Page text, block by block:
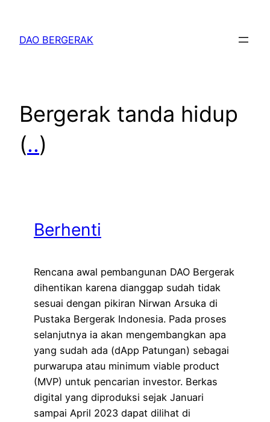
content
DAO BERGERAK
Bergerak tanda hidup
(..)
Berhenti
Rencana awal pembangunan DAO Bergerak
dihentikan karena dianggap sudah tidak
sesuai dengan pikiran Nirwan Arsuka di
Pustaka Bergerak Indonesia. Pada proses
selanjutnya ia akan mengembangkan apa
yang sudah ada (dApp Patungan) sebagai
purwarupa atau minimum viable product
(MVP) untuk pencarian investor. Berkas
digital yang diproduksi sejak Januari
sampai April 2023 dapat dilihat di